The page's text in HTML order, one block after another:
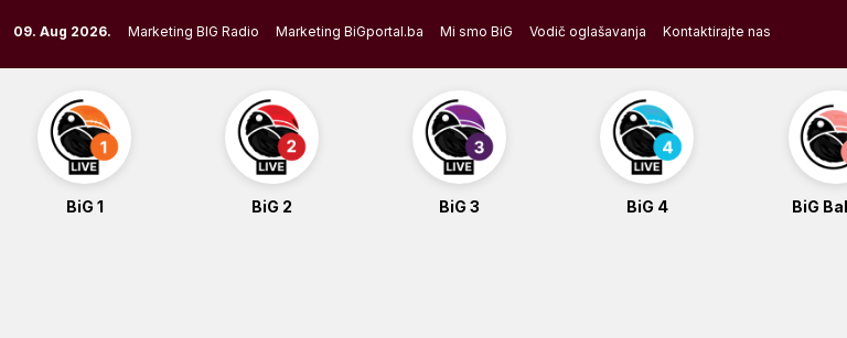
to
content
09. Aug 2026. Marketing BIG Radio Marketing BiGportal.ba Mi smo BiG Vodič oglašavanja Kontaktirajte nas
BiG 1 BiG 2 BiG 3 BiG 4 BiG